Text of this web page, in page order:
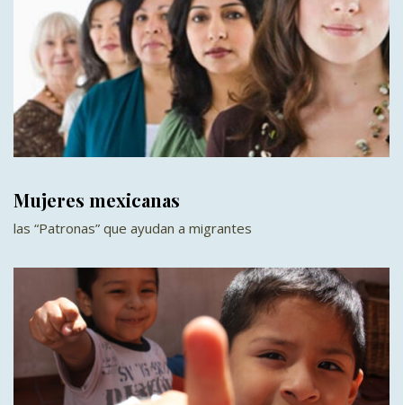
Mujeres mexicanas
las “Patronas” que ayudan a migrantes